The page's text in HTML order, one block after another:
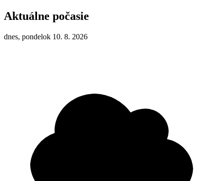
Aktuálne počasie
dnes, pondelok 10. 8. 2026